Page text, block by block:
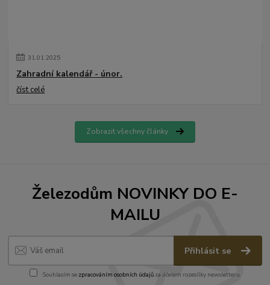
31.01.2025
Zahradní kalendář - únor.
číst celé
Zobrazit všechny články
Železodům NOVINKY DO E-
MAILU
Přihlásit se
Souhlasím se zpracováním osobních údajůza účelem rozesílky newsletteru.